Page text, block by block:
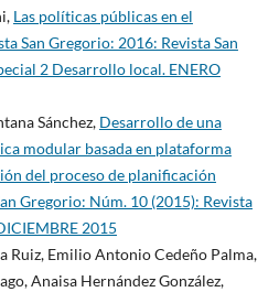
Las políticas públicas en el
San Gregorio: 2016: Revista San
2 Desarrollo local. ENERO
Sánchez, Desarrollo de una
modular basada en plataforma
del proceso de planificación
Gregorio: Núm. 10 (2015): Revista
2015
Ruiz, Emilio Antonio Cedeño Palma,
Anaisa Hernández González,